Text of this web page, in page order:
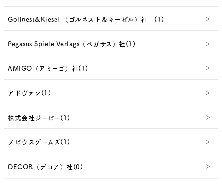
Gollnest&Kiesel （ゴルネスト＆キーゼル）社 (1)
Pegasus Spiele Verlags（ペガサス）社(1)
AMIGO（アミーゴ）社(1)
アドヴァン(1)
株式会社ジーピー(1)
メビウスゲームズ(1)
DECOR（デコア）社(0)